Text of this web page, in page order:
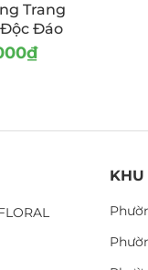
Trang
Độc Đáo
₫
KHU